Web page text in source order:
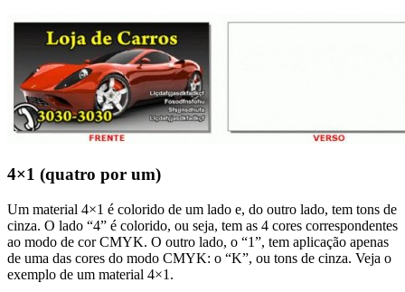
4×1 (quatro por um)
Um material 4×1 é colorido de um lado e, do outro lado, tem tons de
cinza. O lado “4” é colorido, ou seja, tem as 4 cores correspondentes
ao modo de cor CMYK. O outro lado, o “1”, tem aplicação apenas
de uma das cores do modo CMYK: o “K”, ou tons de cinza. Veja o
exemplo de um material 4×1.